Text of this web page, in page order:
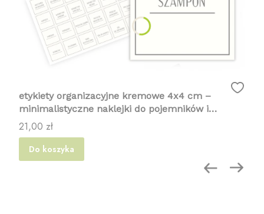
etykiety organizacyjne kremowe 4x4 cm –
minimalistyczne naklejki do pojemników i
organizacji domu 96 nazw
Cena
21,00 zł
Do koszyka